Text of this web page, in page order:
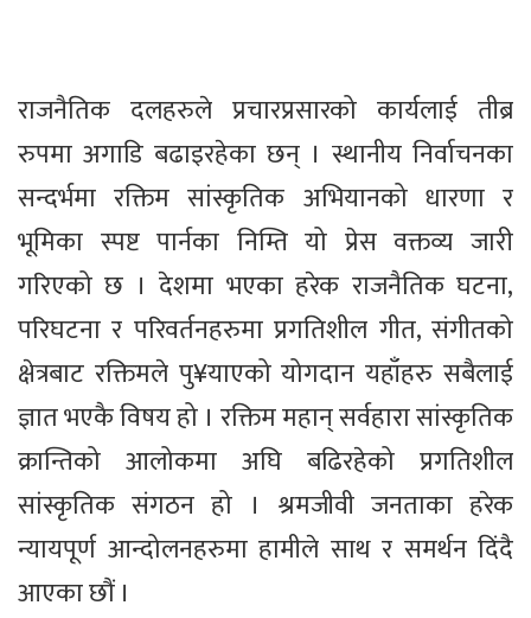
राजनैतिक दलहरुले प्रचारप्रसारको कार्यलाई तीब्र
रुपमा अगाडि बढाइरहेका छन् । स्थानीय निर्वाचनका
सन्दर्भमा रक्तिम सांस्कृतिक अभियानको धारणा र
भूमिका स्पष्ट पार्नका निम्ति यो प्रेस वक्तव्य जारी
गरिएको छ । देशमा भएका हरेक राजनैतिक घटना,
परिघटना र परिवर्तनहरुमा प्रगतिशील गीत, संगीतको
क्षेत्रबाट रक्तिमले पु¥याएको योगदान यहाँहरु सबैलाई
ज्ञात भएकै विषय हो । रक्तिम महान् सर्वहारा सांस्कृतिक
क्रान्तिको आलोकमा अघि बढिरहेको प्रगतिशील
सांस्कृतिक संगठन हो । श्रमजीवी जनताका हरेक
न्यायपूर्ण आन्दोलनहरुमा हामीले साथ र समर्थन दिंदै
आएका छौं ।